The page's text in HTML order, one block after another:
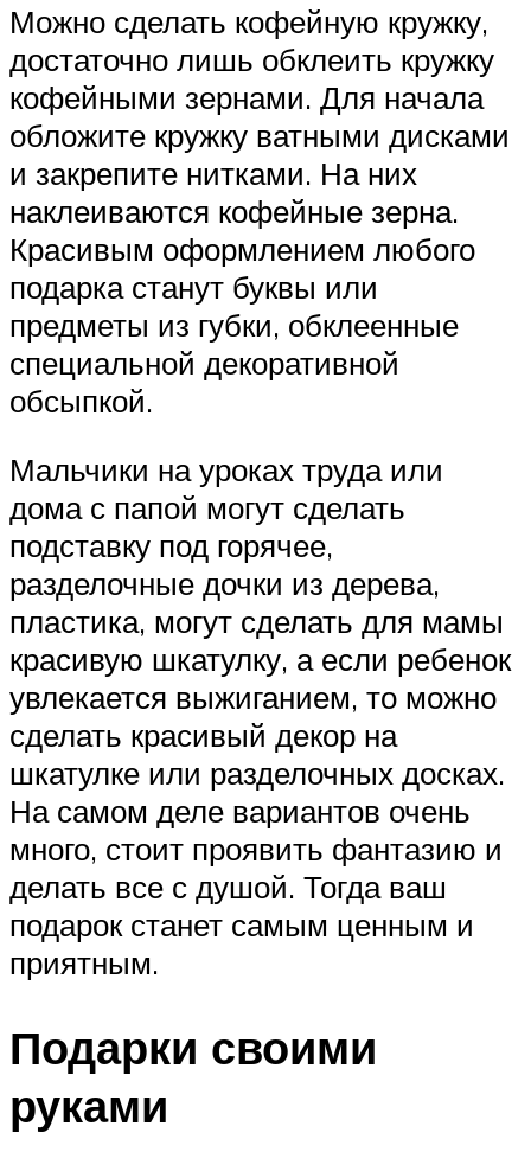
Можно сделать кофейную кружку,
достаточно лишь обклеить кружку
кофейными зернами. Для начала
обложите кружку ватными дисками
и закрепите нитками. На них
наклеиваются кофейные зерна.
Красивым оформлением любого
подарка станут буквы или
предметы из губки, обклеенные
специальной декоративной
обсыпкой.
Мальчики на уроках труда или
дома с папой могут сделать
подставку под горячее,
разделочные дочки из дерева,
пластика, могут сделать для мамы
красивую шкатулку, а если ребенок
увлекается выжиганием, то можно
сделать красивый декор на
шкатулке или разделочных досках.
На самом деле вариантов очень
много, стоит проявить фантазию и
делать все с душой. Тогда ваш
подарок станет самым ценным и
приятным.
Подарки своими
руками